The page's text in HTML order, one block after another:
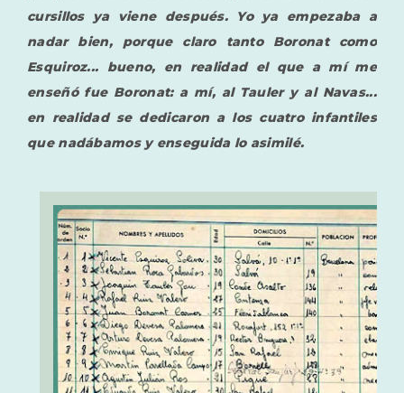
cursillos ya viene después. Yo ya empezaba a
nadar bien, porque claro tanto Boronat como
Esquiroz... bueno, en realidad el que a mí me
enseñó fue Boronat: a mí, al Tauler y al Navas...
en realidad se dedicaron a los cuatro infantiles
que nadábamos y enseguida lo asimilé.